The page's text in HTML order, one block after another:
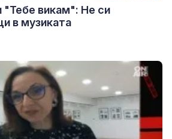
"Тебе викам": Не си
в музиката